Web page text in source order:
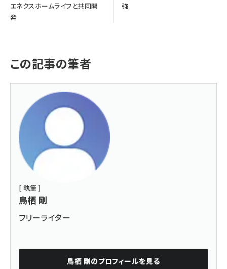
エネクスホームライフと共同開
発
強
この記事の筆者
[ 執筆 ]
鳥栖 剛
フリーライター
鳥栖 剛のプロフィールを見る